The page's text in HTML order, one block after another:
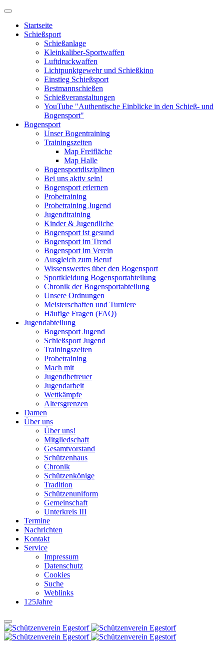
Startseite
Schießsport
Schießanlage
Kleinkaliber-Sportwaffen
Luftdruckwaffen
Lichtpunktgewehr und Schießkino
Einstieg Schießsport
Bestmannschießen
Schießveranstaltungen
YouTube "Authentische Einblicke in den Schieß- und
Bogensport"
Bogensport
Unser Bogentraining
Trainingszeiten
Map Freifläche
Map Halle
Bogensportdisziplinen
Bei uns aktiv sein!
Bogensport erlernen
Probetraining
Probetraining Jugend
Jugendtraining
Kinder & Jugendliche
Bogensport ist gesund
Bogensport im Trend
Bogensport im Verein
Ausgleich zum Beruf
Wissenswertes über den Bogensport
Sportkleidung Bogensportabteilung
Chronik der Bogensportabteilung
Unsere Ordnungen
Meisterschaften und Turniere
Häufige Fragen (FAQ)
Jugendabteilung
Bogensport Jugend
Schießsport Jugend
Trainingszeiten
Probetraining
Mach mit
Jugendbetreuer
Jugendarbeit
Wettkämpfe
Altersgrenzen
Damen
Über uns
Über uns!
Mitgliedschaft
Gesamtvorstand
Schützenhaus
Chronik
Schützenkönige
Tradition
Schützenuniform
Gemeinschaft
Unterkreis III
Termine
Nachrichten
Kontakt
Service
Impressum
Datenschutz
Cookies
Suche
Weblinks
125Jahre